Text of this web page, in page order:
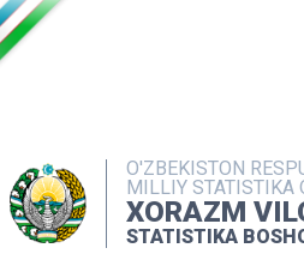
O'ZBEKISTON
MILLIY STATISTIKA
XORAZM
STATISTIKA
INTERAKTIV
MATBUOT